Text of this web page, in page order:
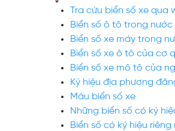
Tra cứu biển số xe qua
Biển số ô tô trong nước
Biển số xe máy trong
Biển số xe ô tô của cơ
Biển số xe mô tô của
Ký hiệu địa phương
Màu biển số xe
Những biển số có ký
Biển số có ký hiệu
Web
VPS Việt Nam
Thiết Kế
Nghiệp